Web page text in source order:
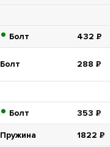
• Болт 432 Р
Болт 288 Р
• Болт 353 Р
Пружина 1822 Р